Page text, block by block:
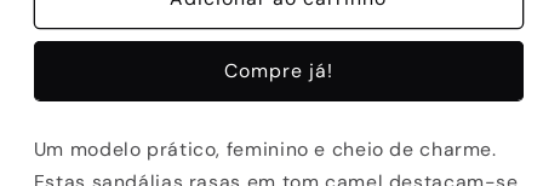
SANDALIAS
BALI-
BROWN
SANDALIAS
BALI-
BROWN
Compre já!
Um modelo prático, feminino e cheio de charme.